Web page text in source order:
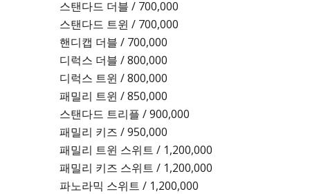
스탠다드 더블 / 700,000
스탠다드 트윈 / 700,000
핸디캡 더블 / 700,000
디럭스 더블 / 800,000
디럭스 트윈 / 800,000
패밀리 트윈 / 850,000
스탠다드 트리플 / 900,000
패밀리 키즈 / 950,000
패밀리 트윈 스위트 / 1,200,000
패밀리 키즈 스위트 / 1,200,000
파노라믹 스위트 / 1,200,000